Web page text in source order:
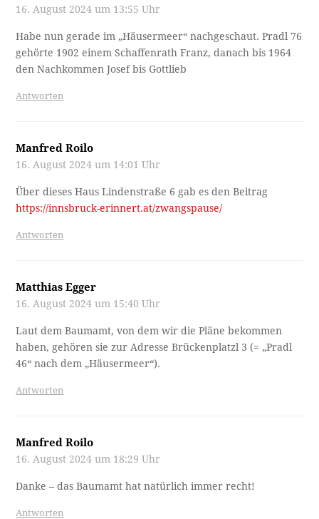
16. August 2024 um 13:55 Uhr
Habe nun gerade im „Häusermeer“ nachgeschaut. Pradl 76
gehörte 1902 einem Schaffenrath Franz, danach bis 1964
den Nachkommen Josef bis Gottlieb
Antworten
Manfred Roilo
16. August 2024 um 14:01 Uhr
Über dieses Haus Lindenstraße 6 gab es den Beitrag
https://innsbruck-erinnert.at/zwangspause/
Antworten
Matthias Egger
16. August 2024 um 15:40 Uhr
Laut dem Baumamt, von dem wir die Pläne bekommen
haben, gehören sie zur Adresse Brückenplatzl 3 (= „Pradl
46“ nach dem „Häusermeer“).
Antworten
Manfred Roilo
16. August 2024 um 18:29 Uhr
Danke – das Baumamt hat natürlich immer recht!
Antworten